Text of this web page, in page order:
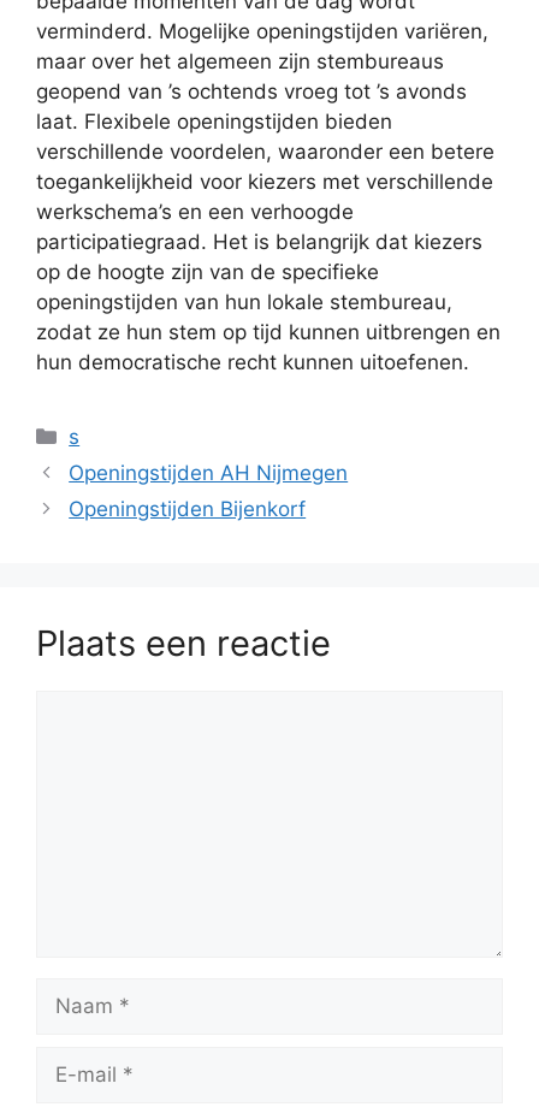
verminderd. Mogelijke openingstijden variëren,
maar over het algemeen zijn stembureaus
geopend van ’s ochtends vroeg tot ’s avonds
laat. Flexibele openingstijden bieden
verschillende voordelen, waaronder een betere
toegankelijkheid voor kiezers met verschillende
werkschema’s en een verhoogde
participatiegraad. Het is belangrijk dat kiezers
op de hoogte zijn van de specifieke
openingstijden van hun lokale stembureau,
zodat ze hun stem op tijd kunnen uitbrengen en
hun democratische recht kunnen uitoefenen.
Categorieën
s
Openingstijden AH Nijmegen
Openingstijden Bijenkorf
Plaats een reactie
Naam